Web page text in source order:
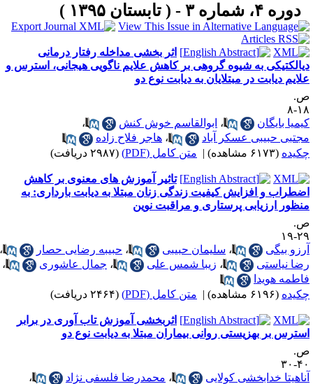
دوره ۴، شماره ۳ - ( تابستان ۱۳۹۵ )
اثر بخشی مداخله رفتار درمانی
به شیوه گروهی بر کاهش علایم ناگویی هیجانی، استرس و
دیابت در مبتلایان به دیابت نوع دو
۸
بایگان
،ابوالقاسم خوش کنش
،
حبیبی عسکر آباد
،هاجر فلاح زاده
(۶۱۷۳ مشاهده) | متن کامل (PDF) (۲۹۸۷ دریافت)
تاثیر آموزش های معنوی بر کاهش
و افزایش کیفیت زندگی زنان مبتلا به دیابت بارداری: به
ارزیابی پرستاری و مراقبت نوین
۱۹
بیگی
،سلیمان حبیبی ،حبیبه رضایی حصار
،
نیاستی
،زیبا شمس علی ،جمال عاشوری
،
هویدا
(۶۱۹۶ مشاهده) | متن کامل (PDF) (۲۴۶۴ دریافت)
اثربخشی آموزش تاب آوری در برابر
بر بهزیستی روانی بیماران مبتلا به دیابت نوع دو
۳۰
خدابخشی کولایی
،محمدرضا فلسفی نژاد
،